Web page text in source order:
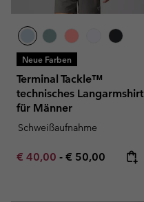
Neue Farben
Terminal Tackle™
technisches Langarmshirt
für Männer
Schweißaufnahme
Minimum sale price:
€ 40,00 - Maximum price:
€ 50,00